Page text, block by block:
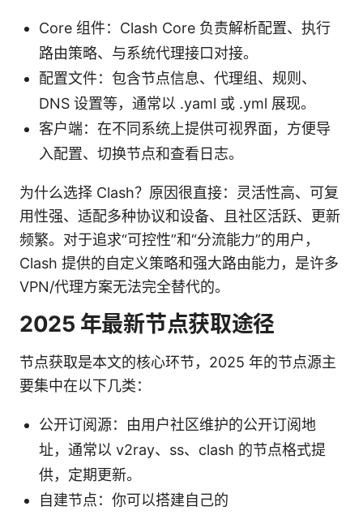
Core 组件：Clash Core 负责解析配置、执行
路由策略、与系统代理接口对接。
配置文件：包含节点信息、代理组、规则、
DNS 设置等，通常以 .yaml 或 .yml 展现。
客户端：在不同系统上提供可视界面，方便导
入配置、切换节点和查看日志。
为什么选择 Clash？原因很直接：灵活性高、可复
用性强、适配多种协议和设备、且社区活跃、更新
频繁。对于追求“可控性”和“分流能力”的用户，
Clash 提供的自定义策略和强大路由能力，是许多
VPN/代理方案无法完全替代的。
2025 年最新节点获取途径
节点获取是本文的核心环节，2025 年的节点源主
要集中在以下几类：
公开订阅源：由用户社区维护的公开订阅地
址，通常以 v2ray、ss、clash 的节点格式提
供，定期更新。
自建节点：你可以搭建自己的